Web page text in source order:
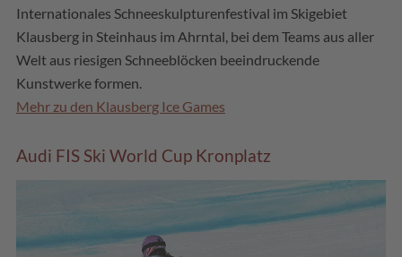
Internationales Schneeskulpturenfestival im Skigebiet
Klausberg in Steinhaus im Ahrntal, bei dem Teams aus aller
Welt aus riesigen Schneeblöcken beeindruckende
Kunstwerke formen.
Mehr zu den Klausberg Ice Games
Audi FIS Ski World Cup Kronplatz